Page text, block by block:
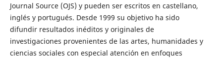
Journal Source (OJS) y pueden ser escritos en castellano,
inglés y portugués. Desde 1999 su objetivo ha sido
difundir resultados inéditos y originales de
investigaciones provenientes de las artes, humanidades y
ciencias sociales con especial atención en enfoques